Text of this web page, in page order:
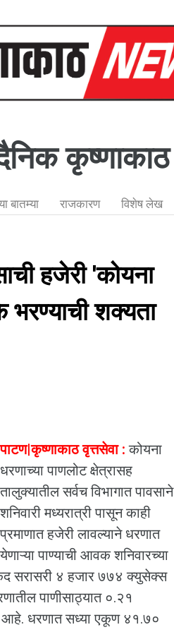
कृष्णाकाठ
बातम्या राजकारण विशेष लेख
हजेरी 'कोयना
शक्यता
पाटण|कृष्णाकाठ वृत्तसेवा :कोयना
धरणाच्या पाणलोट क्षेत्रासह
तालुक्यातील सर्वच विभागात पावसाने
शनिवारी मध्यरात्री पासून काही
प्रमाणात हजेरी लावल्याने धरणात
येणाऱ्या पाण्याची आवक शनिवारच्या
सरासरी ४ हजार ७७४ क्युसेक्स
पाणीसाठ्यात ०.२१
आहे. धरणात सध्या एकूण ४१.७०